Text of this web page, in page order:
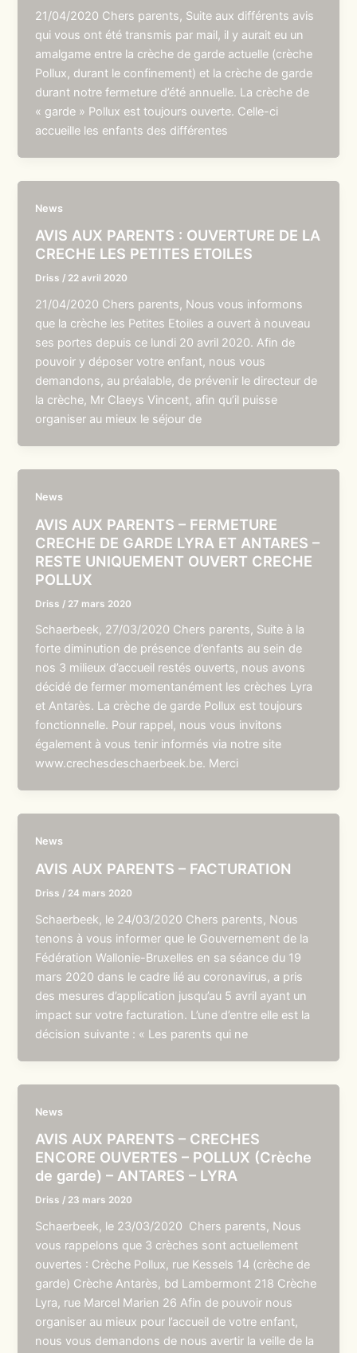
21/04/2020 Chers parents, Suite aux différents avis
qui vous ont été transmis par mail, il y aurait eu un
amalgame entre la crèche de garde actuelle (crèche
Pollux, durant le confinement) et la crèche de garde
durant notre fermeture d’été annuelle. La crèche de
« garde » Pollux est toujours ouverte. Celle-ci
accueille les enfants des différentes
News
AVIS AUX PARENTS : OUVERTURE DE LA
CRECHE LES PETITES ETOILES
Driss / 22 avril 2020
21/04/2020 Chers parents, Nous vous informons
que la crèche les Petites Etoiles a ouvert à nouveau
ses portes depuis ce lundi 20 avril 2020. Afin de
pouvoir y déposer votre enfant, nous vous
demandons, au préalable, de prévenir le directeur de
la crèche, Mr Claeys Vincent, afin qu’il puisse
organiser au mieux le séjour de
News
AVIS AUX PARENTS – FERMETURE
CRECHE DE GARDE LYRA ET ANTARES –
RESTE UNIQUEMENT OUVERT CRECHE
POLLUX
Driss / 27 mars 2020
Schaerbeek, 27/03/2020 Chers parents, Suite à la
forte diminution de présence d’enfants au sein de
nos 3 milieux d’accueil restés ouverts, nous avons
décidé de fermer momentanément les crèches Lyra
et Antarès. La crèche de garde Pollux est toujours
fonctionnelle. Pour rappel, nous vous invitons
également à vous tenir informés via notre site
www.crechesdeschaerbeek.be. Merci
News
AVIS AUX PARENTS – FACTURATION
Driss / 24 mars 2020
Schaerbeek, le 24/03/2020 Chers parents, Nous
tenons à vous informer que le Gouvernement de la
Fédération Wallonie-Bruxelles en sa séance du 19
mars 2020 dans le cadre lié au coronavirus, a pris
des mesures d’application jusqu’au 5 avril ayant un
impact sur votre facturation. L’une d’entre elle est la
décision suivante : « Les parents qui ne
News
AVIS AUX PARENTS – CRECHES
ENCORE OUVERTES – POLLUX (Crèche
de garde) – ANTARES – LYRA
Driss / 23 mars 2020
Schaerbeek, le 23/03/2020 Chers parents, Nous
vous rappelons que 3 crèches sont actuellement
ouvertes : Crèche Pollux, rue Kessels 14 (crèche de
garde) Crèche Antarès, bd Lambermont 218 Crèche
Lyra, rue Marcel Marien 26 Afin de pouvoir nous
organiser au mieux pour l’accueil de votre enfant,
nous vous demandons de nous avertir la veille de la